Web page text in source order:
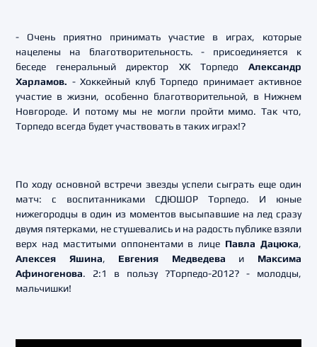
- Очень приятно принимать участие в играх, которые
нацелены на благотворительность. - присоединяется к
беседе генеральный директор ХК Торпедо Александр
Харламов. - Хоккейный клуб Торпедо принимает активное
участие в жизни, особенно благотворительной, в Нижнем
Новгороде. И потому мы не могли пройти мимо. Так что,
Торпедо всегда будет участвовать в таких играх!?
По ходу основной встречи звезды успели сыграть еще один
матч: с воспитанниками СДЮШОР Торпедо. И юные
нижегородцы в один из моментов высыпавшие на лед сразу
двумя пятерками, не стушевались и на радость публике взяли
верх над маститыми оппонентами в лице Павла Дацюка,
Алексея Яшина, Евгения Медведева и Максима
Афиногенова. 2:1 в пользу ?Торпедо-2012? - молодцы,
мальчишки!